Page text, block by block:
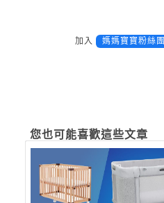
加入 媽媽寶寶粉絲團
您也可能喜歡這些文章